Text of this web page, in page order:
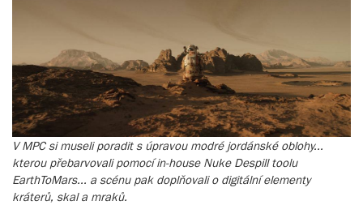
V MPC si museli poradit s úpravou modré jordánské oblohy...
kterou přebarvovali pomocí in-house Nuke Despill toolu
EarthToMars... a scénu pak doplňovali o digitální elementy
kráterů, skal a mraků.